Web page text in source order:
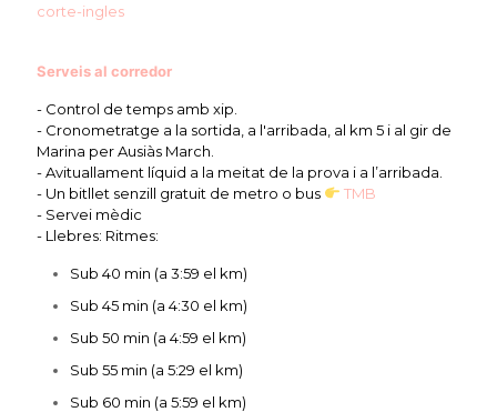
corte-ingles
Serveis al corredor
- Control de temps amb xip.
- Cronometratge a la sortida, a l'arribada, al km 5 i al gir de
Marina per Ausiàs March.
- Avituallament líquid a la meitat de la prova i a l’arribada.
- Un bitllet senzill gratuit de metro o bus
TMB
- Servei mèdic
- Llebres: Ritmes:
Sub 40 min (a 3:59 el km)
Sub 45 min (a 4:30 el km)
Sub 50 min (a 4:59 el km)
Sub 55 min (a 5:29 el km)
Sub 60 min (a 5:59 el km)